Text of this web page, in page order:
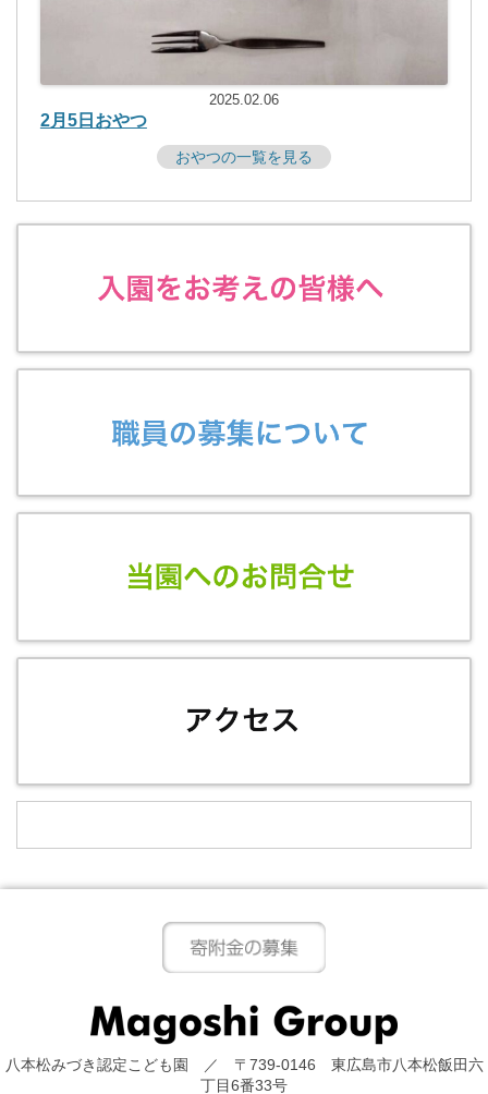
2025.02.06
2月5日おやつ
おやつの一覧を見る
八本松みづき認定こども園 ／ 〒739-0146 東広島市八本松飯田六
丁目6番33号